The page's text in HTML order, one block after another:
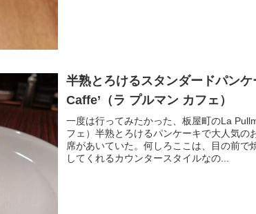
半熟とろけるスタンダードパン
Caffe’（ラ プルマン カフェ）
一度は行ってみたかった、板屋町のLa
フェ）半熟とろけるパンケーキで大人気の
席があいていた。何しろここは、目の前で
してくれるカウンタースタイルなの...